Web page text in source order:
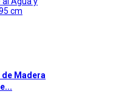
Madera